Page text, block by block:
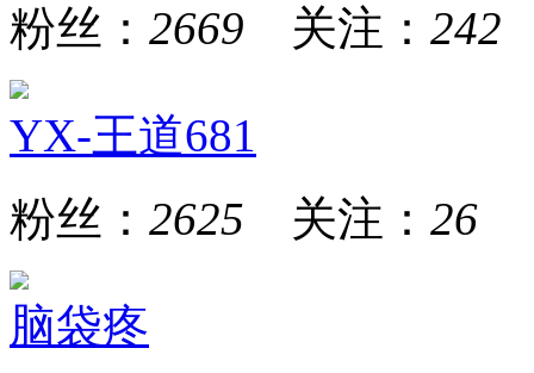
粉丝： 2669 关注： 242
YX-王道681
粉丝： 2625 关注： 26
脑袋疼